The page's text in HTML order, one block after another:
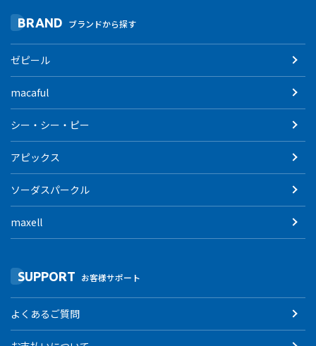
BRAND ブランドから探す
ゼピール
macaful
シー・シー・ピー
アピックス
ソーダスパークル
maxell
SUPPORT お客様サポート
よくあるご質問